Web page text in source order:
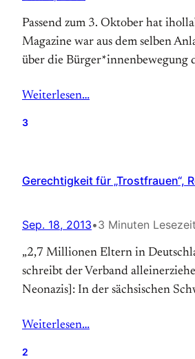
Passend zum 3. Oktober hat
Magazine war aus dem selben
über die Bürger*innenbewegung
Weiterlesen…
3
Gerechtigkeit für
Sep. 18, 2013•3 Minuten Lesezeit
„2,7 Millionen Eltern in
schreibt der Verband
Neonazis]: In der sächsischen
Weiterlesen…
2